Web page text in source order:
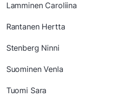
Lamminen Caroliina
Rantanen Hertta
Stenberg Ninni
Suominen Venla
Tuomi Sara